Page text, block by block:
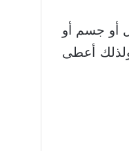
أو جسم أو
أعطى